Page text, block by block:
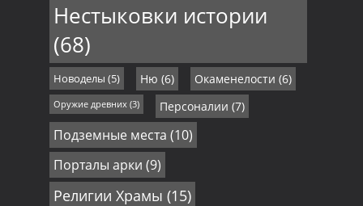
Нестыковки истории
(68)
Новоделы (5) Ню (6) Окаменелости (6)
Оружие древних(3) Персоналии (7)
Подземные места (10)
Порталы арки (9)
Религии Храмы (15)